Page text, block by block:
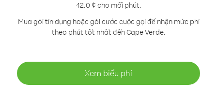
42.0 ¢ cho mỗi phút.
Mua gói tín dụng hoặc gói cước cuộc gọi để nhận mức phí
theo phút tốt nhất đến Cape Verde.
Xem biểu phí